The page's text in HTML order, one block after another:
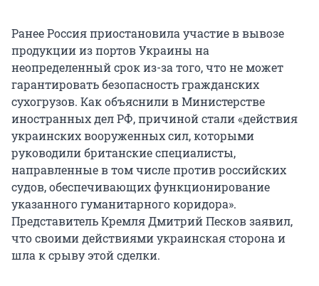
Ранее Россия приостановила участие в вывозе
продукции из портов Украины на
неопределенный срок из-за того, что не может
гарантировать безопасность гражданских
сухогрузов. Как объяснили в Министерстве
иностранных дел РФ, причиной стали «действия
украинских вооруженных сил, которыми
руководили британские специалисты,
направленные в том числе против российских
судов, обеспечивающих функционирование
указанного гуманитарного коридора».
Представитель Кремля Дмитрий Песков заявил,
что своими действиями украинская сторона и
шла к срыву этой сделки.